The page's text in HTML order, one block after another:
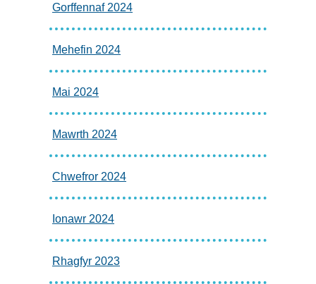
Gorffennaf 2024
Mehefin 2024
Mai 2024
Mawrth 2024
Chwefror 2024
Ionawr 2024
Rhagfyr 2023